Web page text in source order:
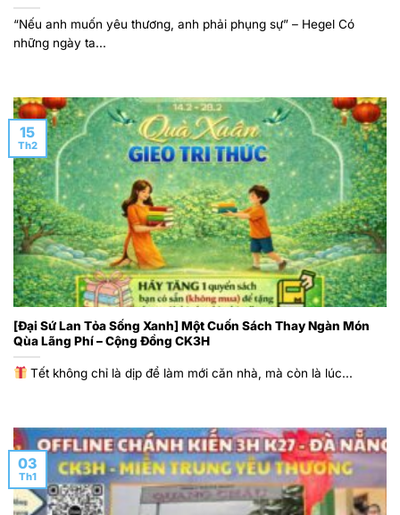
“Nếu anh muốn yêu thương, anh phải phụng sự” – Hegel Có
những ngày ta...
[Đại Sứ Lan Tỏa Sống Xanh] Một Cuốn Sách Thay Ngàn Món
Qùa Lãng Phí – Cộng Đồng CK3H
Tết không chỉ là dịp để làm mới căn nhà, mà còn là lúc...
15
Th2
03
Th1